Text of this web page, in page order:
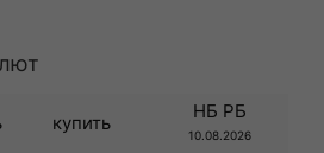
купить
НБ РБ
10.08.2026